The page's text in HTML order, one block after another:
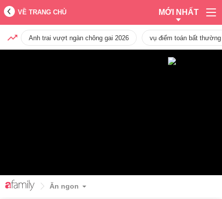
VỀ TRANG CHỦ MỚI NHẤT
Anh trai vượt ngàn chông gai 2026 vụ điểm toán bất
Ăn ngon